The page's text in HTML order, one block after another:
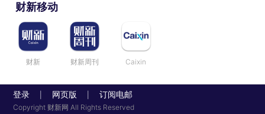
财新移动
财新 财新周刊 Caixin
登录 网页版 订阅电邮
Copyright 财新网 All Rights Reserved